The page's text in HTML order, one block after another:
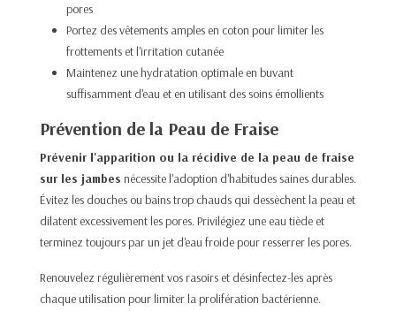
pores​
Portez des vêtements amples en coton pour limiter les
frottements et l'irritation cutanée​
Maintenez une hydratation optimale en buvant
suffisamment d'eau et en utilisant des soins émollients​
Prévention de la Peau de Fraise
Prévenir l'apparition ou la récidive de la peau de fraise
sur les jambes nécessite l'adoption d'habitudes saines durables.
Évitez les douches ou bains trop chauds qui dessèchent la peau et
dilatent excessivement les pores. Privilégiez une eau tiède et
terminez toujours par un jet d'eau froide pour resserrer les pores.​
Renouvelez régulièrement vos rasoirs et désinfectez-les après
chaque utilisation pour limiter la prolifération bactérienne.